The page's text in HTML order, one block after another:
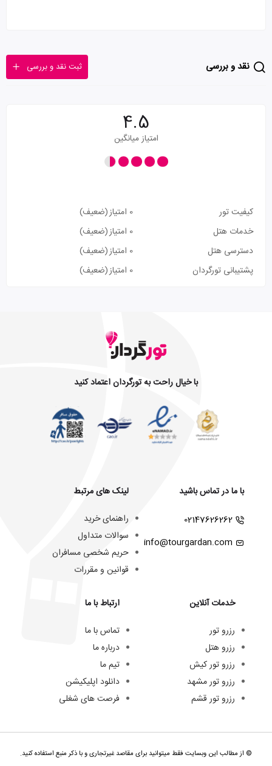
نقد و بررسی ثبت نقد و بررسی
4.5
امتیاز میانگین
کیفیت تور 0 امتیاز
(ضعیف)
خدمات هتل
0 امتیاز
(ضعیف)
دسترسی هتل
0 امتیاز
(ضعیف)
پشتیبانی تورگردان
0 امتیاز (ضعیف)
با خیال راحت به تورگردان اعتماد کنید
با ما در تماس باشید
02147626262
info@tourgardan.com
خدمات آنلاین
رزرو تور
رزرو هتل
رزرو تور کیش
رزرو تور مشهد
رزرو تور قشم
لینک های مرتبط
راهنمای خرید
سوالات متداول
حریم شخصی مسافران
قوانین و مقررات
ارتباط با ما
تماس با ما
درباره ما
تیم ما
دانلود اپلیکیشن
فرصت های شغلی
© از مطالب این وبسایت فقط میتوانید برای مقاصد غیرتجاری و با ذکر منبع استفاده کنید.